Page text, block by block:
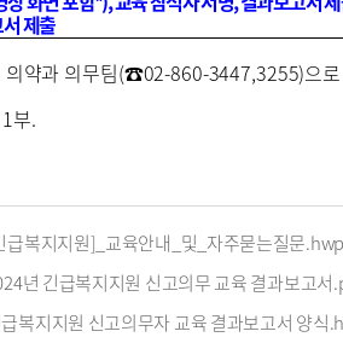
제출
약과 의무팀(☎02-860-3447,3255)으
1부.
급복지지원]_교육안내_및_자주묻는질문.hwp
년 긴급복지지원 신고의무 교육 결과보고서
복지지원 신고의무자 교육 결과보고서 양식